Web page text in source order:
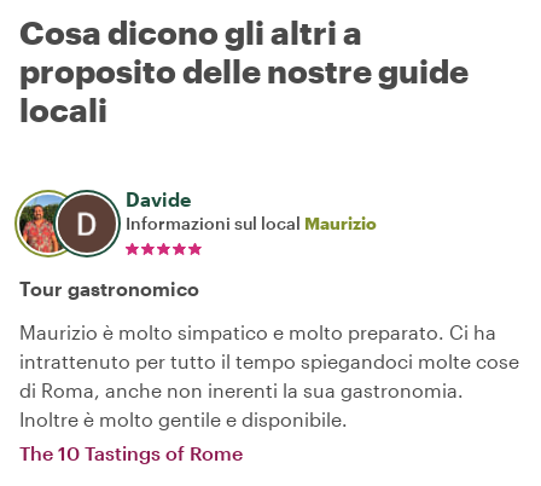
Cosa dicono gli altri a
proposito delle nostre guide
locali
Davide
Informazioni sul local Maurizio
Tour gastronomico
Maurizio è molto simpatico e molto preparato. Ci ha
intrattenuto per tutto il tempo spiegandoci molte cose
di Roma, anche non inerenti la sua gastronomia.
Inoltre è molto gentile e disponibile.
The 10 Tastings of Rome